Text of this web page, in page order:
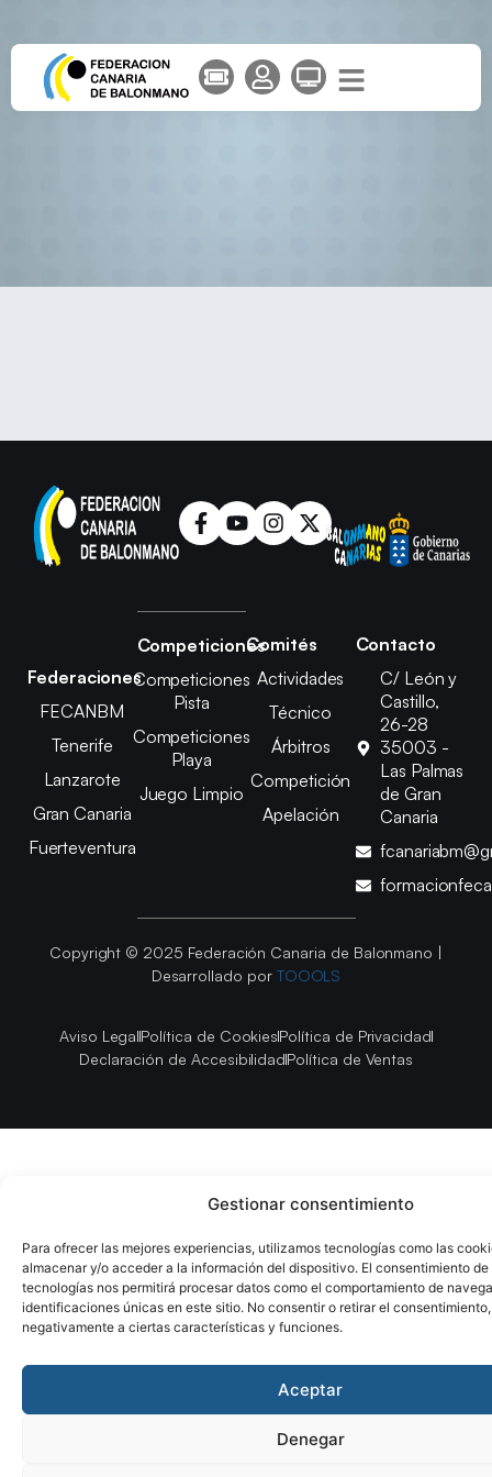
Gestionar consentimiento
Para ofrecer las mejores experiencias, utilizamos tecnologías como las
almacenar y/o acceder a la información del dispositivo. El consentimiento de
tecnologías nos permitirá procesar datos como el comportamiento de
identificaciones únicas en este sitio. No consentir o retirar el
negativamente a ciertas características y funciones.
Aceptar
Denegar
Federaciones
FECANBM
Tenerife
Lanzarote
Gran Canaria
Fuerteventura
Competiciones
Competiciones
Pista
Competiciones
Playa
Juego Limpio
Comités
Actividades
Técnico
Árbitros
Competición
Apelación
Contacto
C/ León y
Castillo,
26-28
35003 -
Las Palmas
de Gran
Canaria
Copyright © 2025 Federación Canaria de Balonmano |
Desarrollado por TOOOLS
Aviso LegalPolítica de CookiesPolítica de Privacidad
Declaración de AccesibilidadPolítica de Ventas